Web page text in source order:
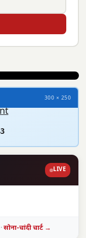
300 × 250
LIVE
सोना-चांदी चार्ट →